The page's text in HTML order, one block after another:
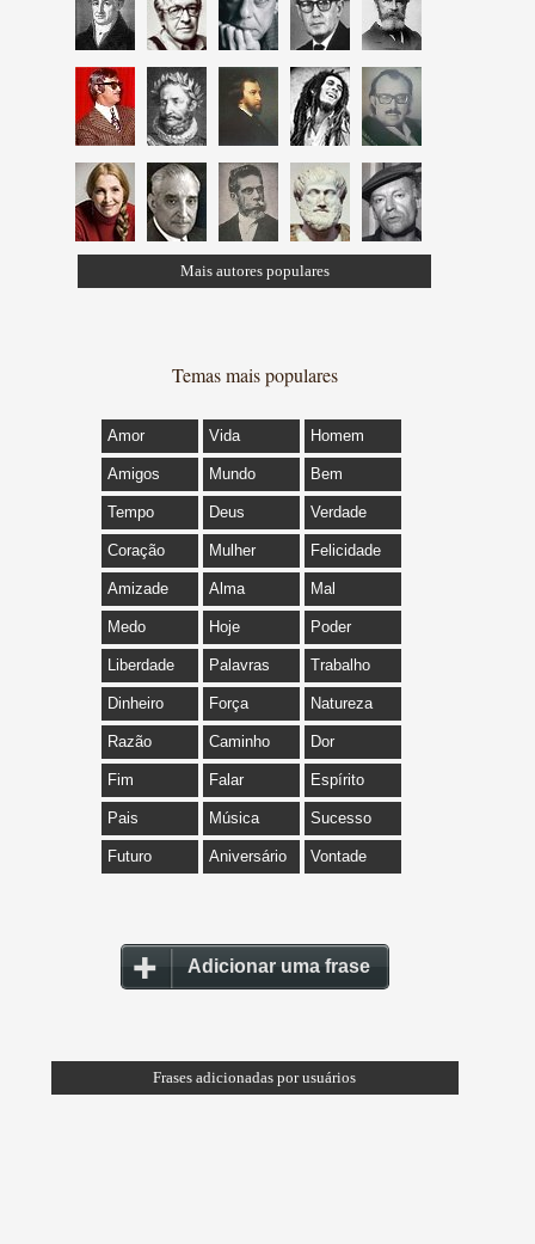
Mais autores populares
Temas mais populares
Amor Vida Homem
Amigos Mundo Bem
Tempo Deus Verdade
Coração Mulher Felicidade
Amizade Alma Mal
Medo Hoje Poder
Liberdade Palavras Trabalho
Dinheiro Força Natureza
Razão Caminho Dor
Fim Falar Espírito
Pais Música Sucesso
Futuro Aniversário Vontade
Adicionar uma frase
Frases adicionadas por usuários